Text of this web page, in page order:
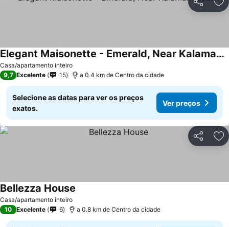
Partilhar
Casa/apartamento inteiro
Elegant Maisonette - Emerald, Near Kalamaki Beach
9,7 Excelente 15 a 0.4 km de Centro da cidade
Selecione as datas para ver os preços
exatos.
Ver preços
Partilhar
Casa/apartamento inteiro
Bellezza House
10 Excelente 6 a 0.8 km de Centro da cidade